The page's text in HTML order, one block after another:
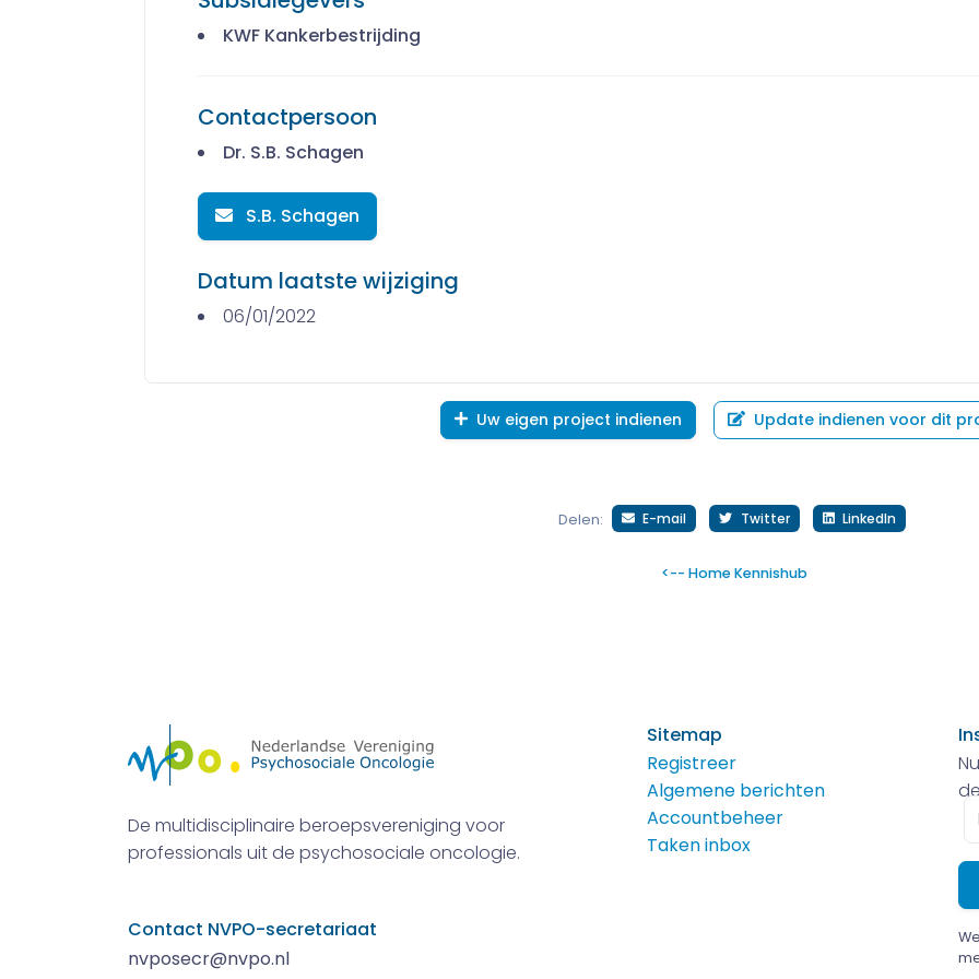
KWF Kankerbestrijding
Contactpersoon
Dr. S.B. Schagen
S.B. Schagen
Datum laatste wijziging
06/01/2022
Uw eigen project indienen Update indienen voor dit
Delen: E-mail Twitter LinkedIn
<-- Home Kennishub
De multidisciplinaire beroepsvereniging voor
professionals uit de psychosociale oncologie.
Contact NVPO-secretariaat
nvposecr@nvpo.nl
Sitemap
Registreer
Algemene berichten
Accountbeheer
Taken inbox
E-